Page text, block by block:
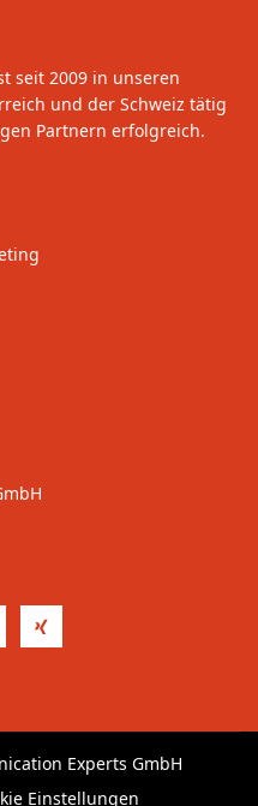
seit 2009 in unseren
und der Schweiz tätig
Partnern erfolgreich.
Experts GmbH
Einstellungen